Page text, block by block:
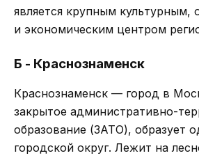
является крупным культурным,
и экономическим центром
Б - Краснознаменск
Краснознаменск — город в
закрытое административно-
образование (ЗАТО), образует
городской округ. Лежит на